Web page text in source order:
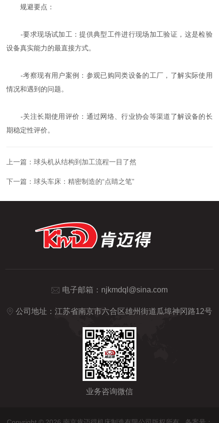
规避要点：
-要求现场试加工：提供典型工件进行现场加工验证，这是检验
设备真实能力的最直接方式。
-考察现有用户案例：参观已购同类设备的工厂，了解实际使用
情况和遇到的问题。
-关注长期使用评价：通过网络、行业协会等渠道了解设备的长
期稳定性评价。
上一篇：球头机从结构到加工流程一目了然
下一篇：球头车床：精密制造的“点睛之笔”
电子邮箱： njkmdql@sina.com
公司地址：江苏省南京市六合区雄州街道瓜埠神冈路12号
业务咨询微信